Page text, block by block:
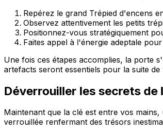
Repérez le grand Trépied d'encens
Observez attentivement les petits
Positionnez-vous stratégiquement
Faites appel à l'énergie adeptale
Une fois ces étapes accomplies, la porte
artefacts seront essentiels pour la suite
Déverrouiller les secrets
Maintenant que la clé est entre vos
verrouillée renfermant des trésors